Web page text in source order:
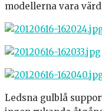
modellerna vara
Ledsna gulblå